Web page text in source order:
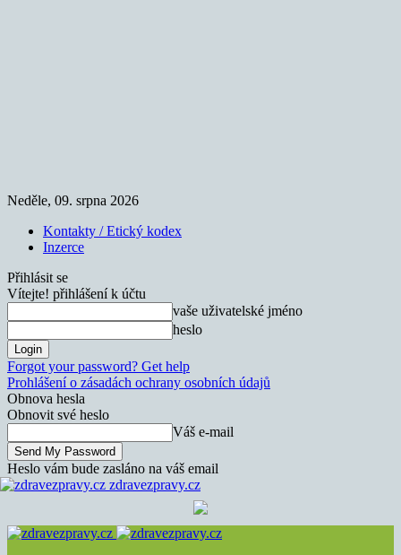
Neděle, 09. srpna 2026
Kontakty / Etický kodex
Inzerce
Přihlásit se
Vítejte! přihlášení k účtu
vaše uživatelské jméno
heslo
Forgot your password? Get help
Prohlášení o zásadách ochrany osobních údajů
Obnova hesla
Obnovit své heslo
Váš e-mail
Heslo vám bude zasláno na váš email
zdravezpravy.cz